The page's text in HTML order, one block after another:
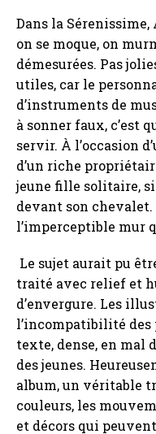
Dans la
on se moque, on
démesurées. Pas
utiles, car le
d’instruments de
à sonner faux, c’est
servir. À l’occasion
d’un riche
jeune fille solitaire,
devant son
l’imperceptible mur
Le sujet aurait pu
traité avec relief et
d’envergure. Les
l’incompatibilité des
texte, dense, en mal
des jeunes.
album, un véritable
couleurs, les
et décors qui